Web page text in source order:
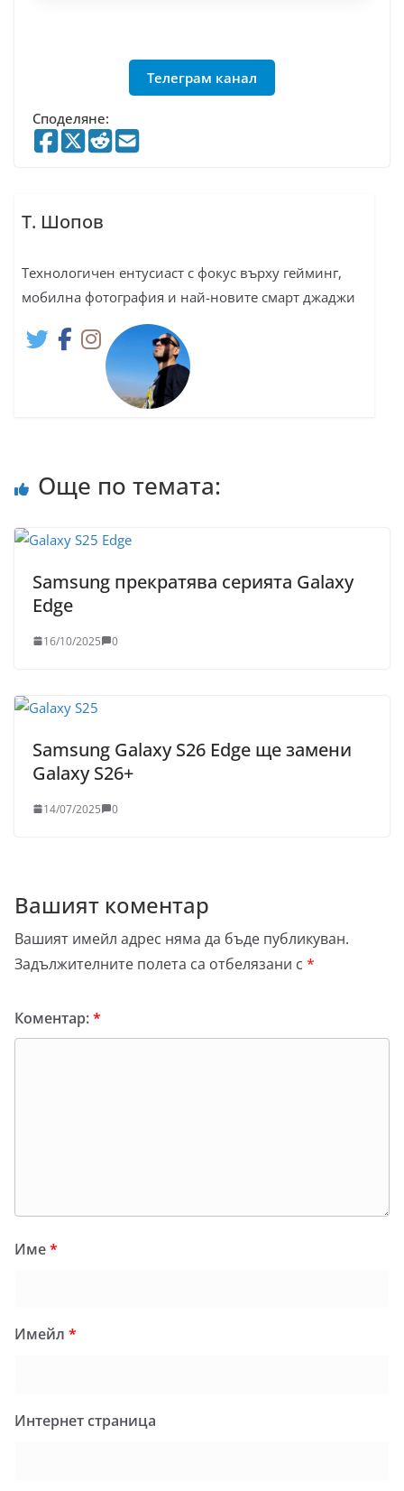
Телеграм канал
Споделяне:
Т. Шопов
Технологичен ентусиаст с фокус върху гейминг,
мобилна фотография и най-новите смарт джаджи
Още по темата:
Samsung прекратява серията Galaxy
Edge
16/10/2025 0
Samsung Galaxy S26 Edge ще замени
Galaxy S26+
14/07/2025 0
Вашият коментар
Вашият имейл адрес няма да бъде публикуван.
Задължителните полета са отбелязани с *
Коментар:*
Име*
Имейл *
Интернет страница